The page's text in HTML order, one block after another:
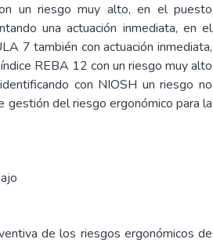
un riesgo muy alto, en el puesto
una actuación inmediata, en el
7 también con actuación inmediata,
REBA 12 con un riesgo muy alto
con NIOSH un riesgo no
del riesgo ergonómico para la
de los riesgos ergonómicos de